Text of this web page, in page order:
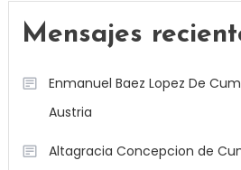
Mensajes
Enmanuel Baez Lopez De
Austria
Altagracia Concepcion de